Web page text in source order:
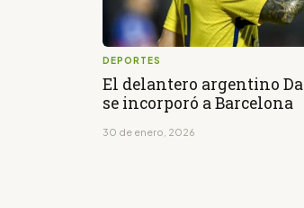
DEPORTES
El delantero argentino
se incorporó a Barcelona
30 de enero, 2026